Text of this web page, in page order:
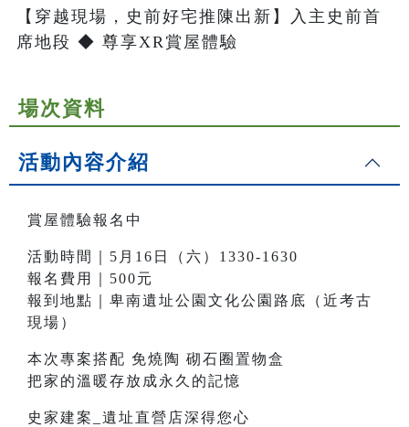
【穿越現場，史前好宅推陳出新】入主史前首
席地段 ◆ 尊享XR賞屋體驗
場次資料
活動內容介紹
賞屋體驗報名中
活動時間｜5月16日（六）1330-1630
報名費用｜500元
報到地點｜卑南遺址公園文化公園路底（近考古
現場）
本次專案搭配 免燒陶 砌石圈置物盒
把家的溫暖存放成永久的記憶
史家建案_遺址直營店深得您心